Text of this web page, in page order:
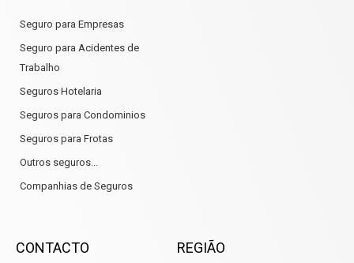
Seguro para Empresas
Seguro para Acidentes de
Trabalho
Seguros Hotelaria
Seguros para Condominios
Seguros para Frotas
Outros seguros...
Companhias de Seguros
CONTACTO REGIÃO